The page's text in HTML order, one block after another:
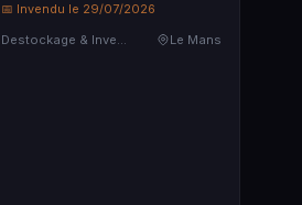
📅 Invendu le 29/07/2026
Destockage & Invendus
Le Mans